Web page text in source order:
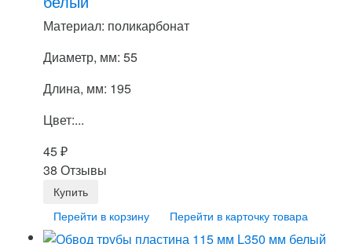
Материал: поликарбонат
Диаметр, мм: 55
Длина, мм: 195
Цвет:...
45₽
38 Отзывы
Перейти в корзину Перейти в карточку товара